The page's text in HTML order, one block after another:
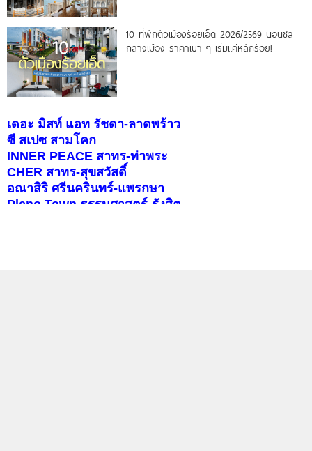
10 ที่พักตัวเมืองร้อยเอ็ด 2026/2569 นอนชิล
กลางเมือง ราคาเบา ๆ เริ่มแค่หลักร้อย!
เดอะ มิสท์ แอท รัชดา-ลาดพร้าว
ซี สเปซ สามโคก
INNER PEACE สาทร-ท่าพระ
CHER สาทร-สุขสวัสดิ์
อณาสิริ ศรีนครินทร์-แพรกษา
Pleno Town ธรรมศาสตร์-รังสิต